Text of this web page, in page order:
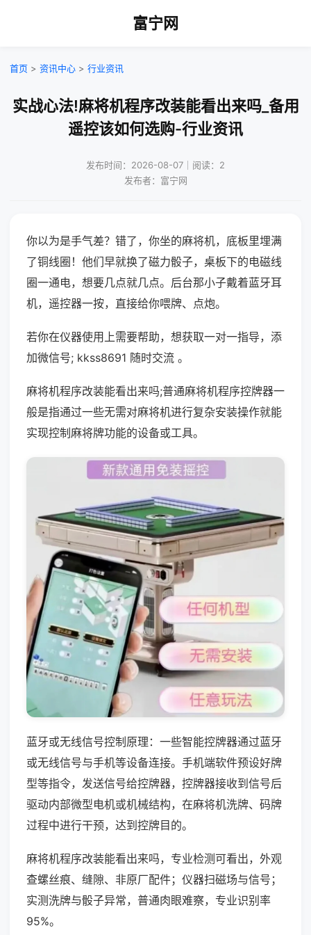
富宁网
首页 > 资讯中心 > 行业资讯
实战心法!麻将机程序改装能看出来吗_备用
遥控该如何选购-行业资讯
发布时间：2026-08-07｜阅读：2
发布者：富宁网
你以为是手气差？错了，你坐的麻将机，底板里埋满
了铜线圈！他们早就换了磁力骰子，桌板下的电磁线
圈一通电，想要几点就几点。后台那小子戴着蓝牙耳
机，遥控器一按，直接给你喂牌、点炮。
若你在仪器使用上需要帮助，想获取一对一指导，添
加微信号; kkss8691 随时交流 。
麻将机程序改装能看出来吗;普通麻将机程序控牌器一
般是指通过一些无需对麻将机进行复杂安装操作就能
实现控制麻将牌功能的设备或工具。
蓝牙或无线信号控制原理：一些智能控牌器通过蓝牙
或无线信号与手机等设备连接。手机端软件预设好牌
型等指令，发送信号给控牌器，控牌器接收到信号后
驱动内部微型电机或机械结构，在麻将机洗牌、码牌
过程中进行干预，达到控牌目的。
麻将机程序改装能看出来吗，专业检测可看出，外观
查螺丝痕、缝隙、非原厂配件；仪器扫磁场与信号；
实测洗牌与骰子异常，普通肉眼难察，专业识别率
95%。